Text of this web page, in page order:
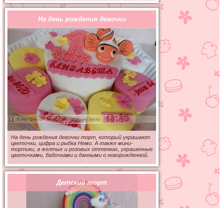
На день рождения девочки
На день рождения девочки торт, который украшают
цветочки, цифра и рыбка Немо. А также мини-
тортики, в желтых и розовых оттенках, украшенные
цветочками, бабочками и данными о новорожденной.
Детский торт